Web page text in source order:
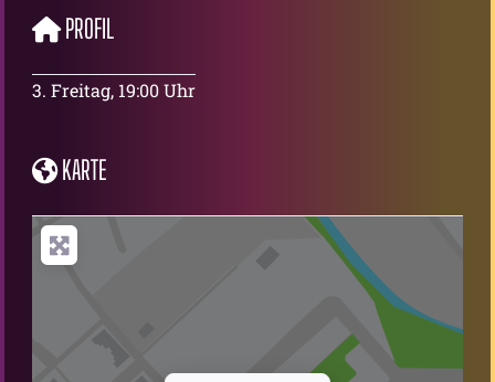
PROFIL
3. Freitag, 19:00 Uhr
KARTE